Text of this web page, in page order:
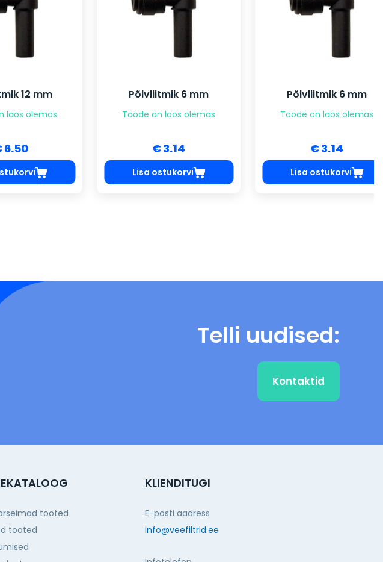
mm Põlvliitmik 6 mm
Toode on laos olemas
€ 3.14
Lisa ostukorvi
Põlvliitmik 6 mm
Toode on laos olemas
€ 3.14
Lisa ostukorvi
Telli uudised:
Kontaktid
tooted
tooted
KLIENDITUGI
E-posti aadress
info@veefiltrid.ee